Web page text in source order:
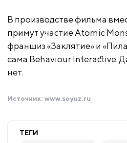
В производстве фильма
примут участие Atomic
франшиз «Заклятие» и
сама Behaviour Interactive.
нет.
Источник: www.soyuz.ru
ТЕГИ